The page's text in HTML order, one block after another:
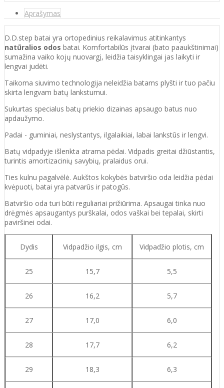
Aprašymas
D.D.step batai yra ortopedinius reikalavimus atitinkantys
natūralios odos batai. Komfortabilūs įtvarai (bato paaukštinimai)
sumažina vaiko kojų nuovargį, leidžia taisyklingai jas laikyti ir
lengvai judėti.
Taikoma siuvimo technologija neleidžia batams plyšti ir tuo pačiu
skirta lengvam batų lankstumui.
Sukurtas specialus batų priekio dizainas apsaugo batus nuo
apdaužymo.
Padai - guminiai, neslystantys, ilgalaikiai, labai lankstūs ir lengvi.
Batų vidpadyje išlenkta atrama pėdai. Vidpadis greitai džiūstantis,
turintis amortizacinių savybių, pralaidus orui.
Ties kulnu pagalvėlė. Aukštos kokybės batviršio oda leidžia pėdai
kvėpuoti, batai yra patvarūs ir patogūs.
Batviršio oda turi būti reguliariai prižiūrima. Apsaugai tinka nuo
drėgmės apsaugantys purškalai, odos vaškai bei tepalai, skirti
paviršinei odai.
Dydis Vidpadžio ilgis, cm Vidpadžio plotis, cm
25 15,7 5,5
26 16,2 5,7
27 17,0 6,0
28 17,7 6,2
29 18,3 6,3